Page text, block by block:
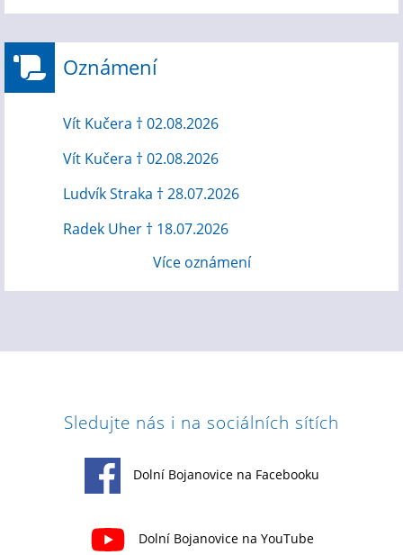
Oznámení
Vít Kučera † 02.08.2026
Vít Kučera † 02.08.2026
Ludvík Straka † 28.07.2026
Radek Uher † 18.07.2026
Více oznámení
Sledujte nás i na sociálních sítích
Dolní Bojanovice na Facebooku
Dolní Bojanovice na YouTube